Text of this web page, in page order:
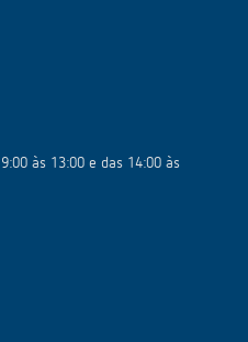
às 13:00 e das 14:00 às